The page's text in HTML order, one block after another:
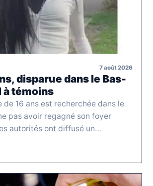
7 août 2026
disparue dans le Bas-
à témoins
de 16 ans est recherchée dans le
pas avoir regagné son foyer
autorités ont diffusé un…